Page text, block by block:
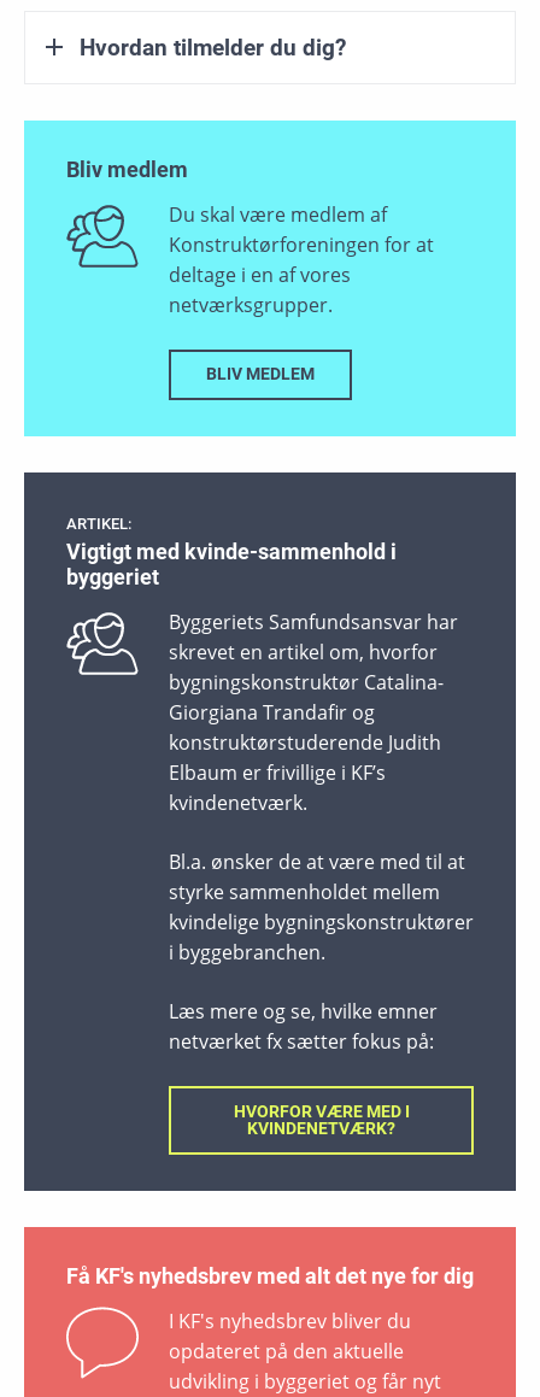
Hvordan tilmelder du dig?
Bliv medlem
Du skal være medlem af
Konstruktørforeningen for at
deltage i en af vores
netværksgrupper.
BLIV MEDLEM
ARTIKEL:
Vigtigt med kvinde-sammenhold i
byggeriet
Byggeriets Samfundsansvar har
skrevet en artikel om, hvorfor
bygningskonstruktør Catalina-
Giorgiana Trandafir og
konstruktørstuderende Judith
Elbaum er frivillige i KF’s
kvindenetværk.
Bl.a. ønsker de at være med til at
styrke sammenholdet mellem
kvindelige bygningskonstruktører
i byggebranchen.
Læs mere og se, hvilke emner
netværket fx sætter fokus på:
HVORFOR VÆRE MED I
KVINDENETVÆRK?
Få KF's nyhedsbrev med alt det nye for dig
I KF's nyhedsbrev bliver du
opdateret på den aktuelle
udvikling i byggeriet og får nyt